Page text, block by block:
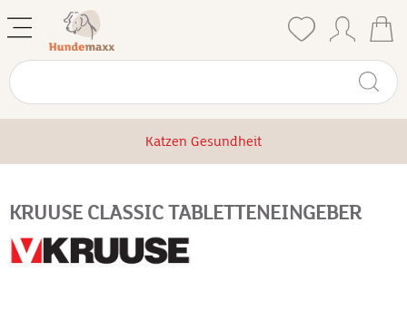
Katzen Gesundheit
KRUUSE CLASSIC TABLETTENEINGEBER